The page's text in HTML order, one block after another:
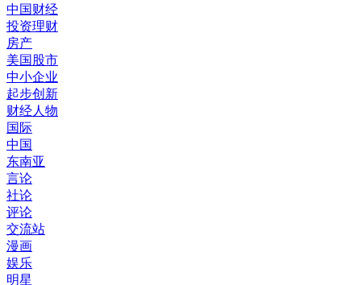
中国财经
投资理财
房产
美国股市
中小企业
起步创新
财经人物
国际
中国
东南亚
言论
社论
评论
交流站
漫画
娱乐
明星